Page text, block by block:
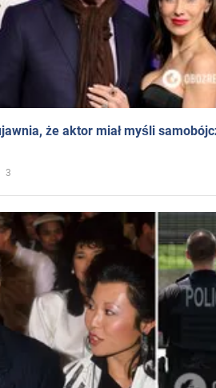
że aktor miał myśli
3